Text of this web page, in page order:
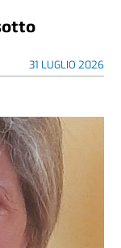
31 LUGLIO 2026